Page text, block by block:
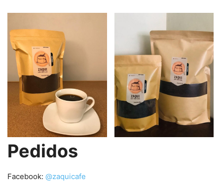
Pedidos
Facebook: @zaquicafe